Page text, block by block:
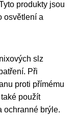
produkty jsou
osvětlení a
slz
Při
proti přímému
použít
ochranné brýle.